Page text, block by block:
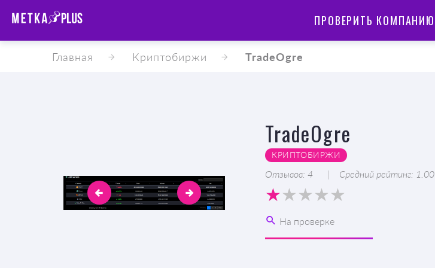
ПРОВЕРИТЬ КОМПАНИЮ
Главная Криптобиржи TradeOgre
TradeOgre
КРИПТОБИРЖИ
Отзывов: 4 Средний рейтинг: 1.00
На проверке